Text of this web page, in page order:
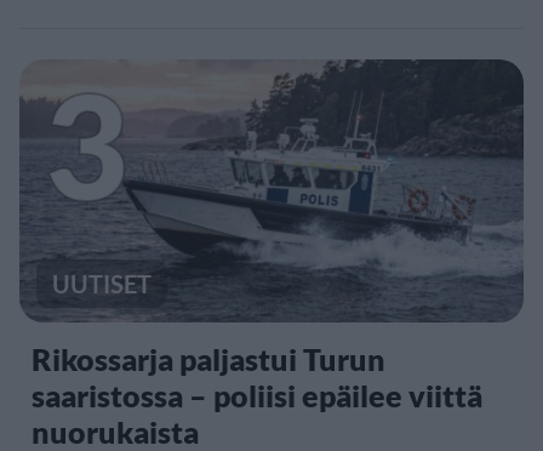
3
UUTISET
Rikossarja paljastui Turun
saaristossa – poliisi epäilee viittä
nuorukaista